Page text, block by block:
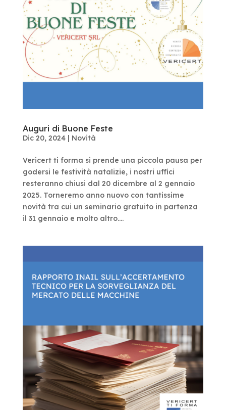
Auguri di Buone Feste
Dic 20, 2024| Novità
Vericert ti forma si prende una piccola pausa per
godersi le festività natalizie, i nostri uffici
resteranno chiusi dal 20 dicembre al 2 gennaio
2025. Torneremo anno nuovo con tantissime
novità tra cui un seminario gratuito in partenza
il 31 gennaio e molto altro....